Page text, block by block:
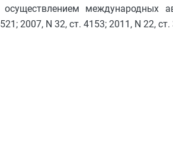
международных
2007, N 32, ст. 4153; 2011, N 22, ст.